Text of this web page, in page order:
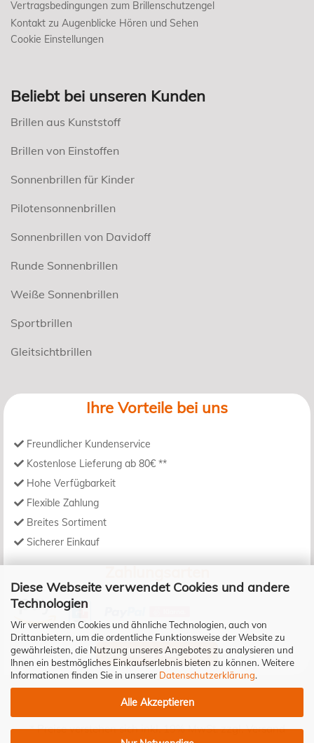
Diese Webseite verwendet Cookies und andere
Technologien
Wir verwenden Cookies und ähnliche Technologien, auch von
Drittanbietern, um die ordentliche Funktionsweise der Website zu
gewährleisten, die Nutzung unseres Angebotes zu analysieren und
Ihnen ein bestmögliches Einkaufserlebnis bieten zu können. Weitere
Informationen finden Sie in unserer Datenschutzerklärung.
Alle Akzeptieren
Vertragsbedingungen zum Brillenschutzengel
Kontakt zu Augenblicke Hören und Sehen
Cookie Einstellungen
Beliebt bei unseren Kunden
Brillen aus Kunststoff
Brillen von Einstoffen
Sonnenbrillen für Kinder
Pilotensonnenbrillen
Sonnenbrillen von Davidoff
Runde Sonnenbrillen
Weiße Sonnenbrillen
Sportbrillen
Gleitsichtbrillen
Ihre Vorteile bei uns
Freundlicher Kundenservice
Kostenlose Lieferung ab 80€ **
Hohe Verfügbarkeit
Flexible Zahlung
Breites Sortiment
Sicherer Einkauf
Bestellung widerrufen
* Preise verstehen sich inkl. 19% MwSt. zzgl.Versand